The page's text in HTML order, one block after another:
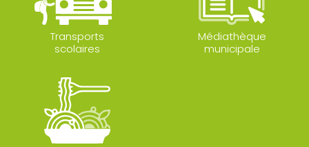
Transports
scolaires
Médiathèque
municipale